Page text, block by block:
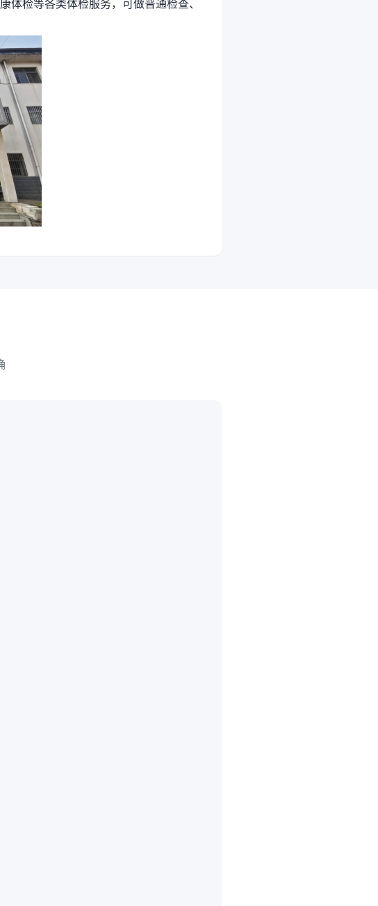
检等各类体检服务，可做普通检查、